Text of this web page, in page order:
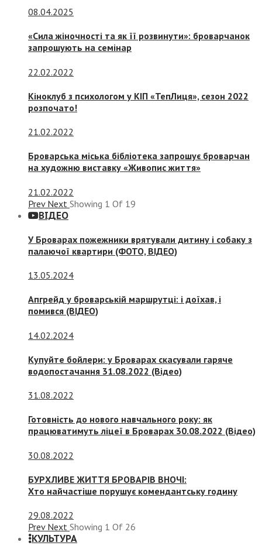
08.04.2025
«Сила жіночності та як її розвинути»: броварчанок
запрошують на семінар
22.02.2022
Кіноклуб з психологом у КІП «ТепЛиця», сезон 2022
розпочато!
21.02.2022
Броварська міська бібліотека запрошує броварчан
на художню виставку «Живопис життя»
21.02.2022
Prev Next Showing 1 Of 19
ВІДЕО
У Броварах пожежники врятували дитину і собаку з
палаючої квартири (ФОТО, ВІДЕО)
13.05.2024
Апгрейд у броварській маршрутці: і доїхав, і
помився (ВІДЕО)
14.02.2024
Купуйте бойлери: у Броварах скасували гаряче
водопостачання 31.08.2022 (Відео)
31.08.2022
Готовність до нового навчального року: як
працюватимуть ліцеї в Броварах 30.08.2022 (Відео)
30.08.2022
БУРХЛИВЕ ЖИТТЯ БРОВАРІВ ВНОЧІ:
Хто найчастіше порушує комендантську годину
29.08.2022
Prev Next Showing 1 Of 26
КУЛЬТУРА